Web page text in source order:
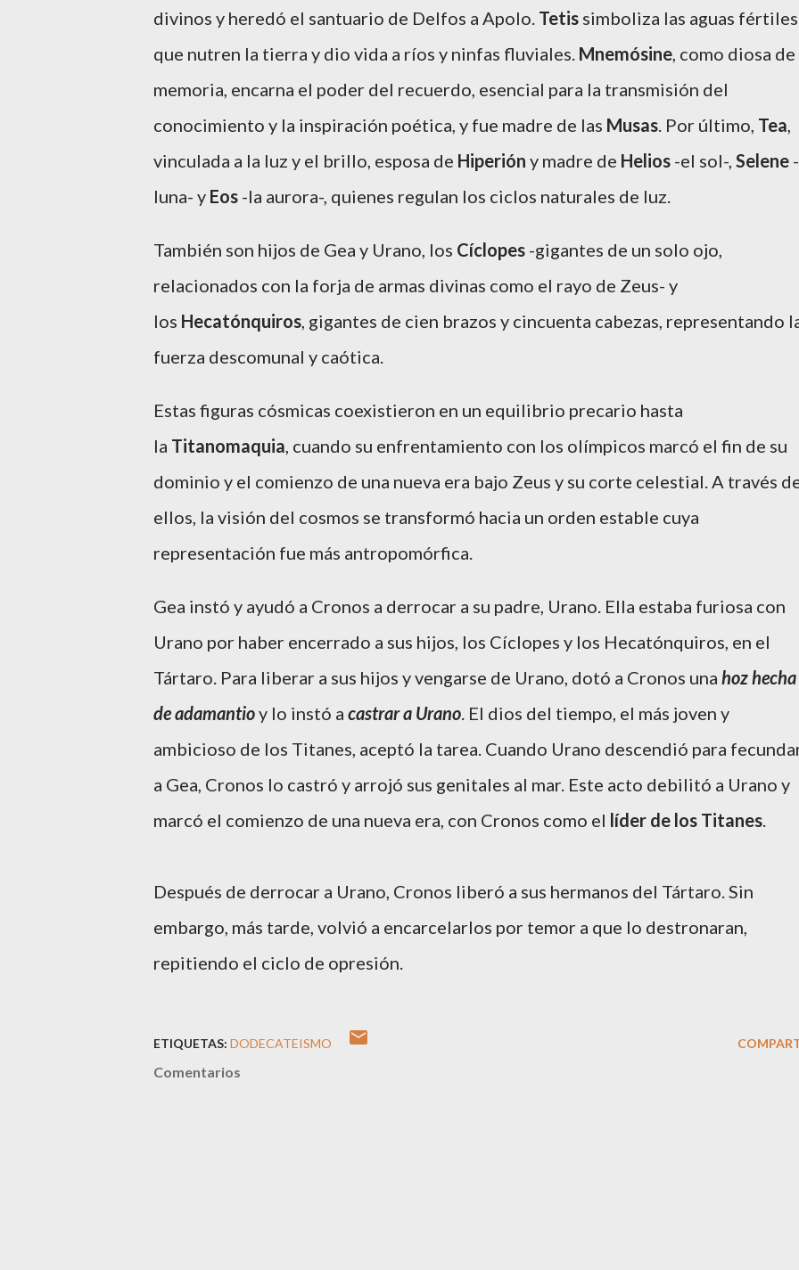
divinos y heredó el santuario de Delfos a Apolo. Tetis simboliza las aguas fértiles
que nutren la tierra y dio vida a ríos y ninfas fluviales. Mnemósine, como diosa de
memoria, encarna el poder del recuerdo, esencial para la transmisión del
conocimiento y la inspiración poética, y fue madre de las Musas. Por último, Tea,
vinculada a la luz y el brillo, esposa de Hiperión y madre de Helios -el sol-, Selene
luna- y Eos -la aurora-, quienes regulan los ciclos naturales de luz.
También son hijos de Gea y Urano, los Cíclopes -gigantes de un solo ojo,
relacionados con la forja de armas divinas como el rayo de Zeus- y
los Hecatónquiros, gigantes de cien brazos y cincuenta cabezas, representando
fuerza descomunal y caótica.
Estas figuras cósmicas coexistieron en un equilibrio precario hasta
la Titanomaquia, cuando su enfrentamiento con los olímpicos marcó el fin de su
dominio y el comienzo de una nueva era bajo Zeus y su corte celestial. A través
ellos, la visión del cosmos se transformó hacia un orden estable cuya
representación fue más antropomórfica.
Gea instó y ayudó a Cronos a derrocar a su padre, Urano. Ella estaba furiosa con
Urano por haber encerrado a sus hijos, los Cíclopes y los Hecatónquiros, en el
Tártaro. Para liberar a sus hijos y vengarse de Urano, dotó a Cronos una hoz hecha
de adamantioy lo instó a castrar a Urano. El dios del tiempo, el más joven y
ambicioso de los Titanes, aceptó la tarea. Cuando Urano descendió para
a Gea, Cronos lo castró y arrojó sus genitales al mar. Este acto debilitó a Urano y
marcó el comienzo de una nueva era, con Cronos como el líder de los Titanes.
Después de derrocar a Urano, Cronos liberó a sus hermanos del Tártaro. Sin
embargo, más tarde, volvió a encarcelarlos por temor a que lo destronaran,
repitiendo el ciclo de opresión.
ETIQUETAS: DODECATEISMO
Comentarios